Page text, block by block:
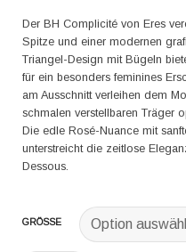
Der BH Complicité von Eres
Spitze und einer modernen
Triangel-Design mit Bügeln
für ein besonders feminines
am Ausschnitt verleihen dem
schmalen verstellbaren Träger
Die edle Rosé-Nuance mit
unterstreicht die zeitlose
Dessous.
GRÖSSE